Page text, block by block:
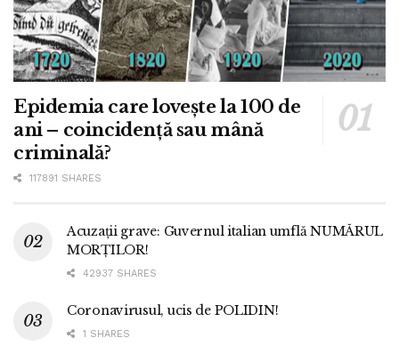
Epidemia care lovește la 100 de
ani – coincidență sau mână
criminală?
117891 SHARES
Acuzații grave: Guvernul italian umflă NUMĂRUL
MORȚILOR!
42937 SHARES
Coronavirusul, ucis de POLIDIN!
1 SHARES